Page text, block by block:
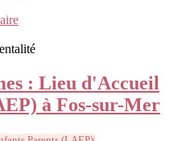
: Lieu d'Accueil
à Fos-sur-Mer